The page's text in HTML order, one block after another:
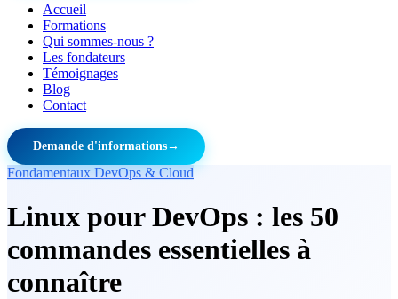
Accueil
Formations
Qui sommes-nous ?
Les fondateurs
Témoignages
Blog
Contact
Demande d'informations→
Fondamentaux DevOps & Cloud
Linux pour DevOps : les 50
commandes essentielles à
connaître